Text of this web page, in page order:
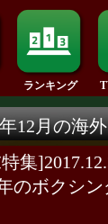
戦 ランキ
年12月